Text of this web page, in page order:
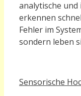
analytische und
erkennen
Fehler im
sondern leben
Sensorische